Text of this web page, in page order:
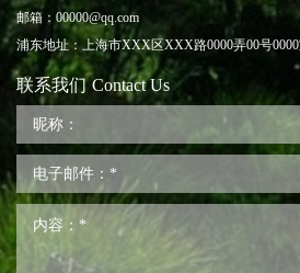
邮箱：00000@qq.com
浦东地址：上海市XXX区XXX路0000弄00号
联系我们 Contact Us